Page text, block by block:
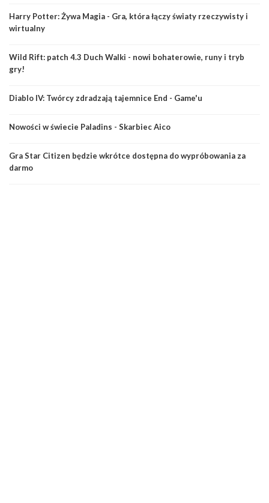
Harry Potter: Żywa Magia - Gra, która łączy światy rzeczywisty i
wirtualny
Wild Rift: patch 4.3 Duch Walki - nowi bohaterowie, runy i tryb
gry!
Diablo IV: Twórcy zdradzają tajemnice End - Game'u
Nowości w świecie Paladins - Skarbiec Aico
Gra Star Citizen będzie wkrótce dostępna do wypróbowania za
darmo